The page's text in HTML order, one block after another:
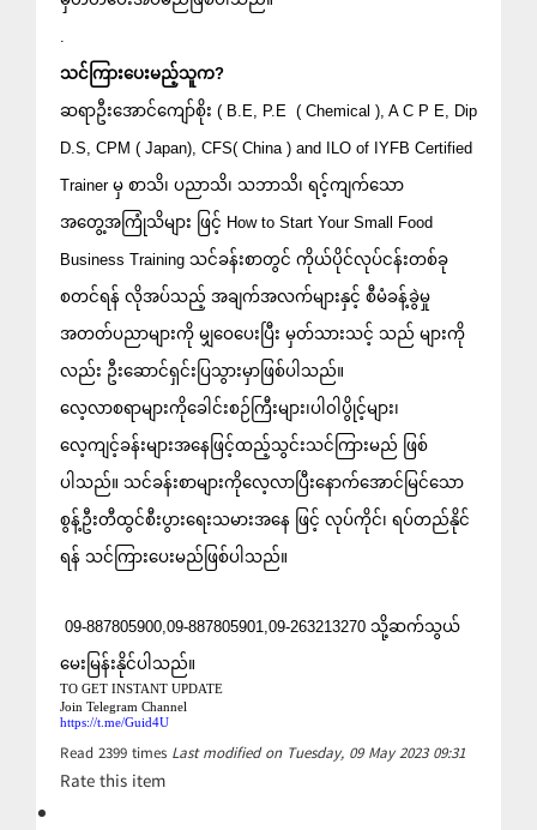
.
သင်ကြားပေးမည့်သူက?
ဆရာဦးအောင်‌ကျော်စိုး ( B.E, P.E  ( Chemical ), A C P E, Dip
D.S, CPM ( Japan), CFS( China ) and ILO of IYFB Certified
Trainer မှ စာသိ၊ ပညာသိ၊ သဘာသိ၊ ရင့်ကျက်သော
အတွေ့အကြုံသိများ ဖြင့် How to Start Your Small Food
Business Training သင်ခန်းစာတွင် ကိုယ်ပိုင်လုပ်ငန်းတစ်ခု
စတင်ရန် လိုအပ်သည့် အချက်အလက်များနှင့် စီမံခန့်ခွဲမှု
အတတ်ပညာများကို မျှဝေပေးပြီး မှတ်သားသင့် သည် များကို
လည်း ဦးဆောင်ရှင်းပြသွားမှာဖြစ်ပါသည်။
လေ့လာစရာများကိုခေါင်းစဉ်ကြီးများ၊ပါ၀ါပွိုင့်များ၊
လေ့ကျင့်ခန်းများအနေဖြင့်ထည့်သွင်းသင်ကြားမည် ဖြစ်
ပါသည်။ သင်ခန်းစာများကိုလေ့လာပြီးနောက်အောင်မြင်သော
စွန့်ဦးတီထွင်စီးပွားရေးသမားအနေ ဖြင့် လုပ်ကိုင်၊ ရပ်တည်နိုင်
ရန် သင်ကြားပေးမည်ဖြစ်ပါသည်။
09-887805900,09-887805901,09-263213270 သို့ဆက်သွယ်
မေးမြန်းနိုင်ပါသည်။
TO GET INSTANT UPDATE
Join Telegram Channel
https://t.me/Guid4U
Read2399times Last modified on Tuesday, 09 May 2023 09:31
Rate this item